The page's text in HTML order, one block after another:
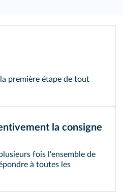
première étape de tout
la consigne
fois l'ensemble de
à toutes les